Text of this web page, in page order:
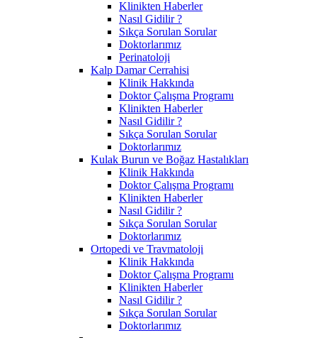
Klinikten Haberler
Nasıl Gidilir ?
Sıkça Sorulan Sorular
Doktorlarımız
Perinatoloji
Kalp Damar Cerrahisi
Klinik Hakkında
Doktor Çalışma Programı
Klinikten Haberler
Nasıl Gidilir ?
Sıkça Sorulan Sorular
Doktorlarımız
Kulak Burun ve Boğaz Hastalıkları
Klinik Hakkında
Doktor Çalışma Programı
Klinikten Haberler
Nasıl Gidilir ?
Sıkça Sorulan Sorular
Doktorlarımız
Ortopedi ve Travmatoloji
Klinik Hakkında
Doktor Çalışma Programı
Klinikten Haberler
Nasıl Gidilir ?
Sıkça Sorulan Sorular
Doktorlarımız